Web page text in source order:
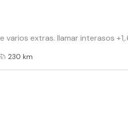
extras. llamar interasos
230 km